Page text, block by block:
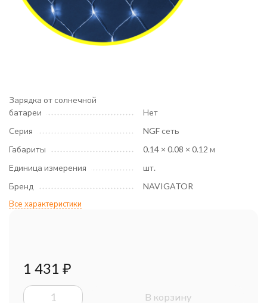
Зарядка от солнечной
батареи
Нет
Серия
NGF сеть
Габариты
0.14 × 0.08 × 0.12 м
Единица измерения
шт.
Бренд
NAVIGATOR
Все характеристики
1 431 ₽
В корзину